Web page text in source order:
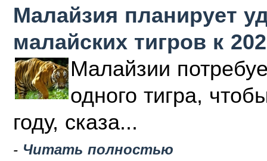
Малайзия планирует
малайских тигров к
Малайзии
одного тигра,
году, сказа...
- Читать полностью